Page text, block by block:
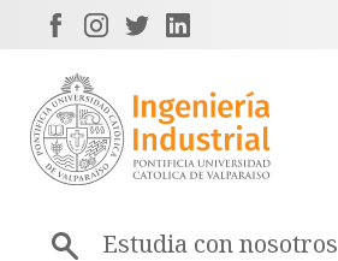
Estudia con nosotros